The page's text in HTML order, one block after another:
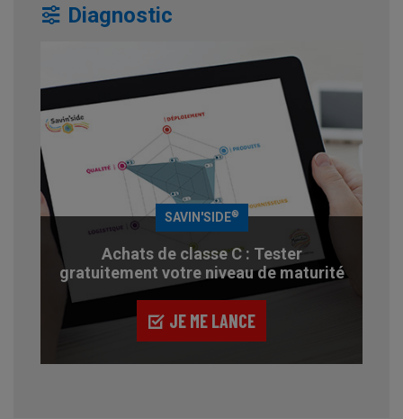
Diagnostic
SAVIN'SIDE®
Achats de classe C : Tester
gratuitement votre niveau de maturité
JE ME LANCE